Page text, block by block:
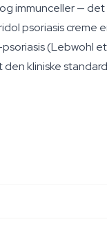
immunceller — det
psoriasis creme
(Lebwohl et
kliniske